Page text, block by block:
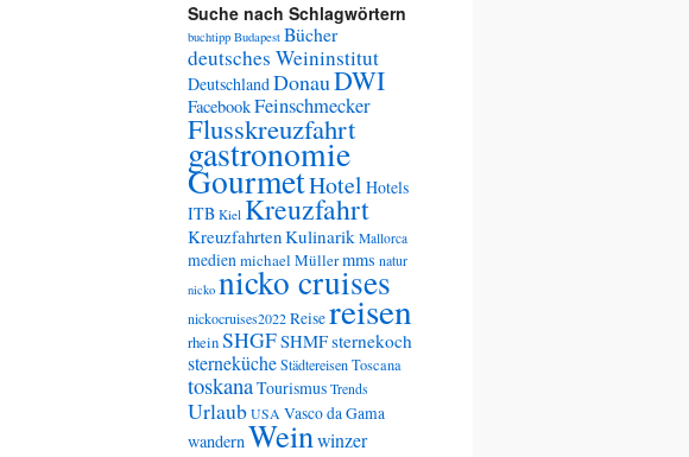
Suche nach Schlagwörtern
buchtipp Budapest Bücher
deutsches Weininstitut
DeutschlandDonauDWI
FacebookFeinschmecker
Flusskreuzfahrt
gastronomie
GourmetHotel Hotels
ITB Kiel Kreuzfahrt
KreuzfahrtenKulinarik Mallorca
medienmichael Müllermms natur
nicko nicko cruises
nickocruises2022Reisereisen
rheinSHGFSHMFsternekoch
sternekücheStädtereisenToscana
toskanaTourismus Trends
Urlaub USA Vasco da Gama
wandernWeinwinzer